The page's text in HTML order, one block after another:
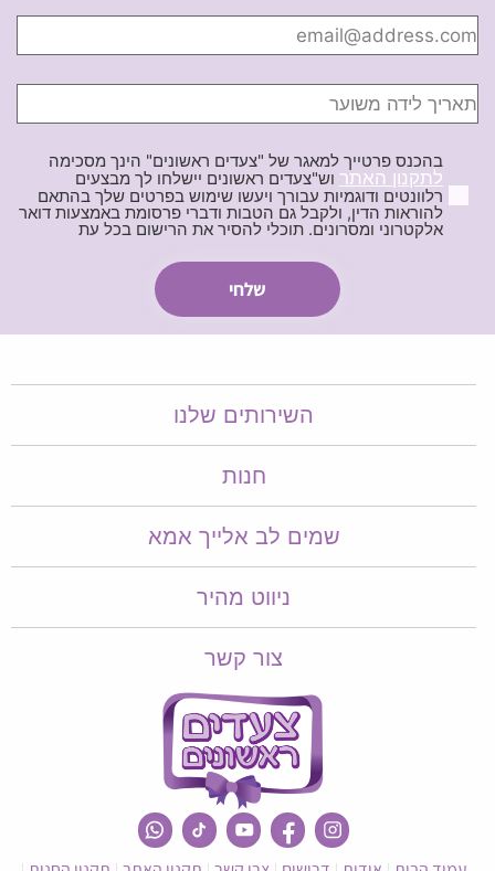
בהכנס פרטייך למאגר של "צעדים ראשונים" הינך מסכימה
לתקנון האתר וש"צעדים ראשונים יישלחו לך מבצעים
רלוונטים ודוגמיות עבורך ויעשו שימוש בפרטים שלך בהתאם
להוראות הדין, ולקבל גם הטבות ודברי פרסומת באמצעות דואר
אלקטרוני ומסרונים. תוכלי להסיר את הרישום בכל עת
השירותים שלנו
חנות
שמים לב אלייך אמא​​
ניווט מהיר
צור קשר